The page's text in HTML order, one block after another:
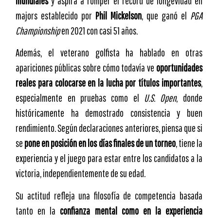
majors establecido por Phil Mickelson , que ganó el PGA
Championshipen 2021 con casi 51 años.
Además, el veterano golfista ha hablado en otras
apariciones públicas sobre cómo todavía ve oportunidades
reales para colocarse en la lucha por títulos importantes,
especialmente en pruebas como el U.S. Open, donde
históricamente ha demostrado consistencia y buen
rendimiento. Según declaraciones anteriores, piensa que si
se pone en posición en los días finales de un torneo, tiene la
experiencia y el juego para estar entre los candidatos a la
victoria, independientemente de su edad.
Su actitud refleja una filosofía de competencia basada
tanto en la confianza mental como en la experiencia